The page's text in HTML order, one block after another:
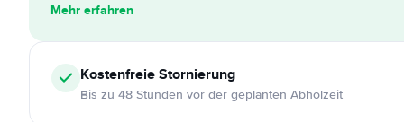
Mehr erfahren
KostenfreieStornierung
Bis zu 48 Stunden vor der geplanten Abholzeit